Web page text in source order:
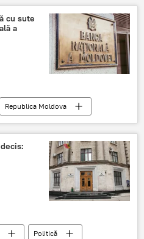
Interne
cu sute
a
Republica Moldova
a Moldovei
Politică